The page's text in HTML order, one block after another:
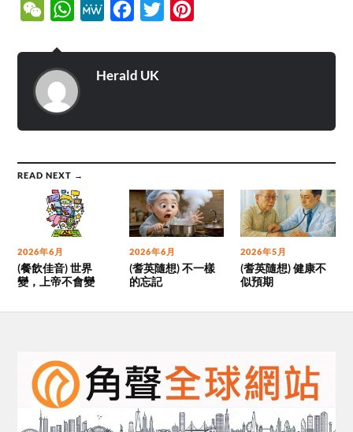
WeChatWhatsApp
MeWe Facebook
Twitter
Herald UK
READ NEXT →
2026年6月
(餐飲佳音) 世界
變，上帝不會變
2026年6月
(耆英隨想) 不一樣
的忘記
2026年5月
(耆英隨想) 健康不
似預期